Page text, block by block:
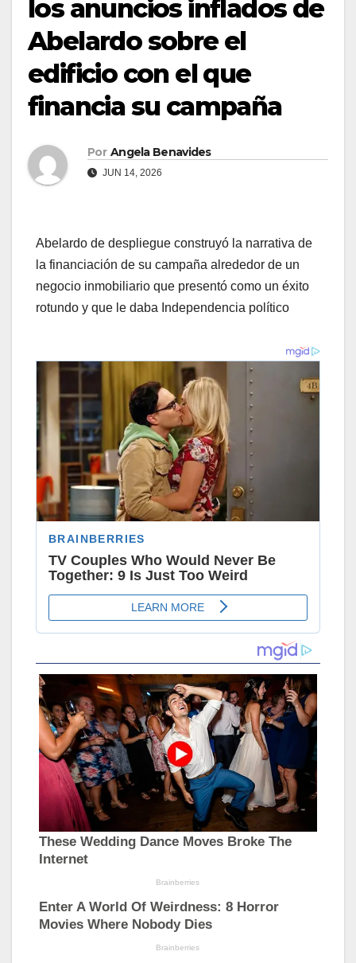
los anuncios inflados de
Abelardo sobre el
edificio con el que
financia su campaña
Por Angela Benavides
JUN 14, 2026
Abelardo de despliegue construyó la narrativa de
la financiación de su campaña alrededor de un
negocio inmobiliario que presentó como un éxito
rotundo y que le daba Independencia político